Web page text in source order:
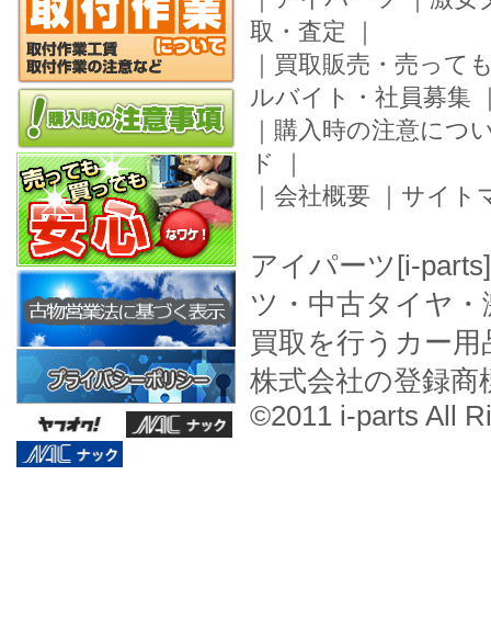
取・査定 ｜
｜ 買取販売・売って
ルバイト・社員募集
｜ 購入時の注意につ
ド
｜
｜ 会社概要 ｜ サイト
アイパーツ[i-
ツ・中古タイヤ
買取を行うカー
株式会社の登録商
©2011 i-parts All